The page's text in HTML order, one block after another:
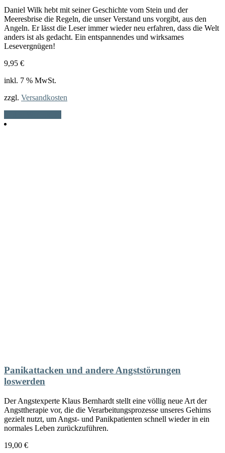
Daniel Wilk hebt mit seiner Geschichte vom Stein und der
Meeresbrise die Regeln, die unser Verstand uns vorgibt, aus den
Angeln. Er lässt die Leser immer wieder neu erfahren, dass die Welt
anders ist als gedacht. Ein entspannendes und wirksames
Lesevergnügen!
9,95 €
inkl. 7 % MwSt.
zzgl. Versandkosten
Panikattacken und andere Angststörungen
loswerden
Der Angstexperte Klaus Bernhardt stellt eine völlig neue Art der
Angsttherapie vor, die die Verarbeitungsprozesse unseres Gehirns
gezielt nutzt, um Angst- und Panikpatienten schnell wieder in ein
normales Leben zurückzuführen.
19,00 €